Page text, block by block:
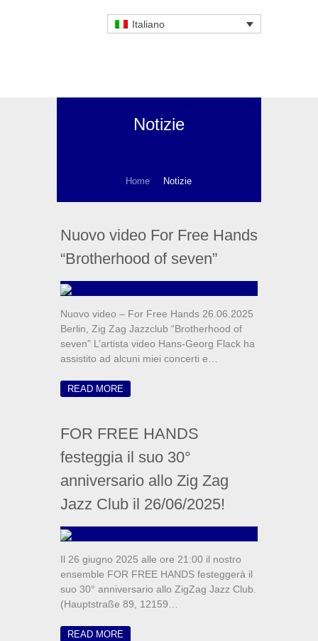
Italiano
Notizie
Home Notizie
Nuovo video For Free Hands
“Brotherhood of seven”
Nuovo video – For Free Hands 26.06.2025
Berlin, Zig Zag Jazzclub “Brotherhood of
seven” L’artista video Hans-Georg Flack ha
assistito ad alcuni miei concerti e…
READ MORE
FOR FREE HANDS
festeggia il suo 30°
anniversario allo Zig Zag
Jazz Club il 26/06/2025!
Il 26 giugno 2025 alle ore 21:00 il nostro
ensemble FOR FREE HANDS festeggerà il
suo 30° anniversario allo ZigZag Jazz Club.
(Hauptstraße 89, 12159…
READ MORE